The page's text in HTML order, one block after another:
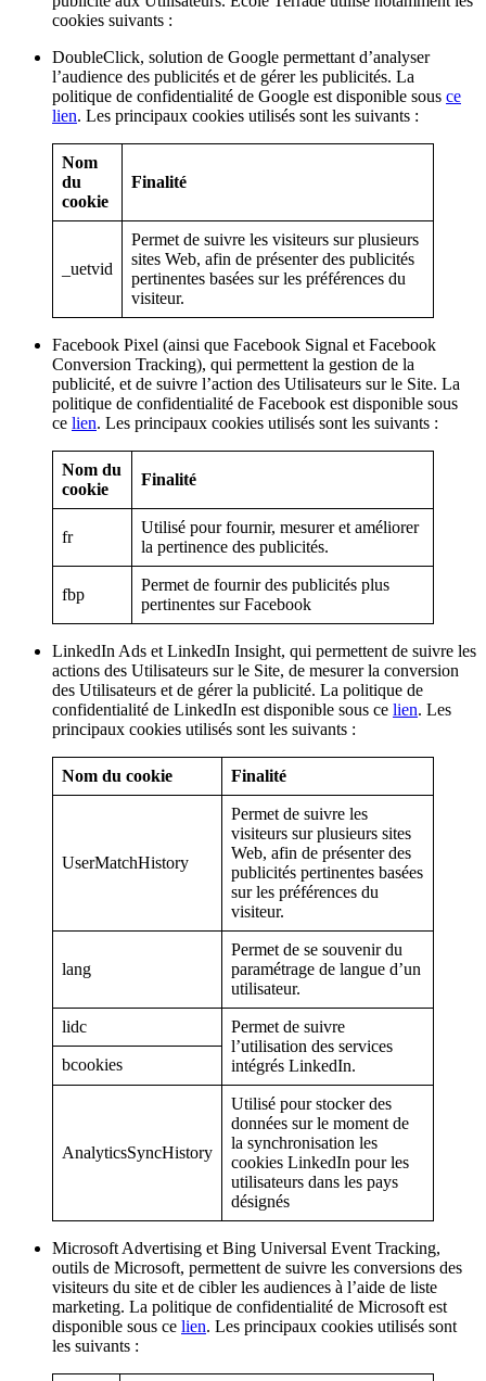
cookies suivants :
DoubleClick, solution de Google permettant d’analyser
l’audience des publicités et de gérer les publicités. La
politique de confidentialité de Google est disponible sous ce
lien. Les principaux cookies utilisés sont les suivants :
Nom
du
cookie
Finalité
_uetvid
Permet de suivre les visiteurs sur plusieurs
sites Web, afin de présenter des publicités
pertinentes basées sur les préférences du
visiteur.
Facebook Pixel (ainsi que Facebook Signal et Facebook
Conversion Tracking), qui permettent la gestion de la
publicité, et de suivre l’action des Utilisateurs sur le Site. La
politique de confidentialité de Facebook est disponible sous
ce lien. Les principaux cookies utilisés sont les suivants :
Nom du
cookie
Finalité
fr
Utilisé pour fournir, mesurer et améliorer
la pertinence des publicités.
fbp
Permet de fournir des publicités plus
pertinentes sur Facebook
LinkedIn Ads et LinkedIn Insight, qui permettent de suivre les
actions des Utilisateurs sur le Site, de mesurer la conversion
des Utilisateurs et de gérer la publicité. La politique de
confidentialité de LinkedIn est disponible sous ce lien. Les
principaux cookies utilisés sont les suivants :
Nom du cookie Finalité
UserMatchHistory
Permet de suivre les
visiteurs sur plusieurs sites
Web, afin de présenter des
publicités pertinentes basées
sur les préférences du
visiteur.
lang
Permet de se souvenir du
paramétrage de langue d’un
utilisateur.
lidc
Permet de suivre
l’utilisation des services
intégrés LinkedIn.
bcookies
AnalyticsSyncHistory
Utilisé pour stocker des
données sur le moment de
la synchronisation les
cookies LinkedIn pour les
utilisateurs dans les pays
désignés
Microsoft Advertising et Bing Universal Event Tracking,
outils de Microsoft, permettent de suivre les conversions des
visiteurs du site et de cibler les audiences à l’aide de liste
marketing. La politique de confidentialité de Microsoft est
disponible sous ce lien. Les principaux cookies utilisés sont
les suivants :